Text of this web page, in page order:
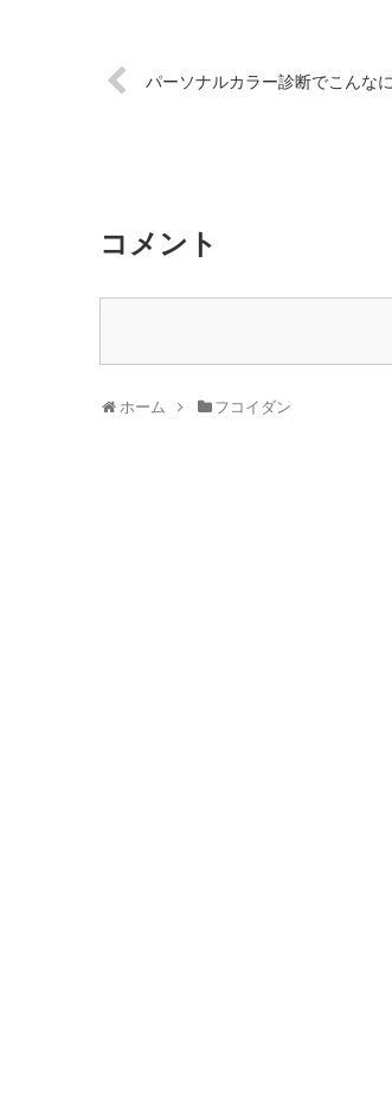
パーソナルカラー診断でこんな
コメント
ホーム フコイダン